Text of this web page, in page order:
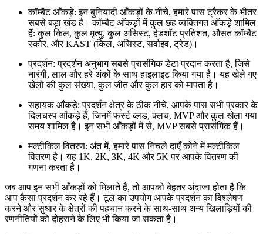
कॉम्बैट आँकड़े: इन बुनियादी आँकड़ों के नीचे, हमारे पास ट्रैकर के भीतर
सबसे बड़ा खंड है। कॉम्बैट आँकड़ों में कुल छह व्यक्तिगत आँकड़े शामिल
हैं: कुल किल, कुल मृत्यु, कुल असिस्ट, हेडशॉट प्रतिशत, औसत कॉम्बैट
स्कोर, और KAST (किल, असिस्ट, सर्वाइव, ट्रेड)।
प्रदर्शन: प्रदर्शन अनुभाग सबसे प्रासंगिक डेटा प्रदान करता है, जिसे
नारंगी, लाल और हरे अंकों के साथ हाइलाइट किया गया है। यह खेले गए
खेलों की कुल संख्या, कुल जीत और कुल हार को मापता है।
सहायक आँकड़े: प्रदर्शन क्षेत्र के ठीक नीचे, आपके पास सभी प्रकार के
दिलचस्प आँकड़े हैं, जिनमें फर्स्ट ब्लड, क्लच, MVP और कुल खेला गया
समय शामिल है। इन सभी आँकड़ों में से, MVP सबसे प्रासंगिक हैं।
मल्टीकिल वितरण: अंत में, हमारे पास निचले दाएँ कोने में मल्टीकिल
वितरण है। यह 1K, 2K, 3K, 4K और 5K पर आपके वितरण की
गणना करता है।
जब आप इन सभी आँकड़ों को मिलाते हैं, तो आपको बेहतर अंदाजा होता है कि
आप कैसा प्रदर्शन कर रहे हैं। टूल का उपयोग आपके प्रदर्शन का विश्लेषण
करने और सुधार के क्षेत्रों की पहचान करने के साथ-साथ अन्य खिलाड़ियों की
रणनीतियों को दोहराने के लिए भी किया जा सकता है।